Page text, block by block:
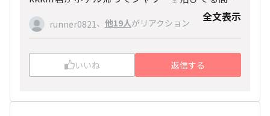
ゴールできる様がんばるね😅😅
runner0821、 他19人がリアクション 全文表示
いいね 返信する